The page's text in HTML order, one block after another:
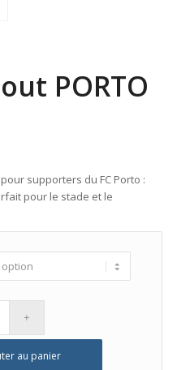
PORTO
supporters du FC Porto :
pour le stade et le
au panier